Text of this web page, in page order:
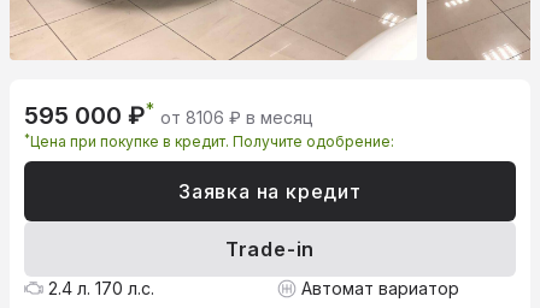
595 000 ₽* от 8106 ₽ в месяц
*Цена при покупке в кредит. Получите одобрение:
Заявка на кредит
Trade-in
2.4 л. 170 л.с.
Автомат вариатор